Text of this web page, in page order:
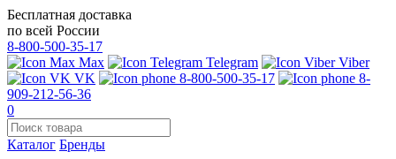
Бесплатная доставка
по всей России
8-800-500-35-17
Max
Telegram
Viber
VK
8-800-500-35-17
8-
909-212-56-36
0
Каталог Бренды